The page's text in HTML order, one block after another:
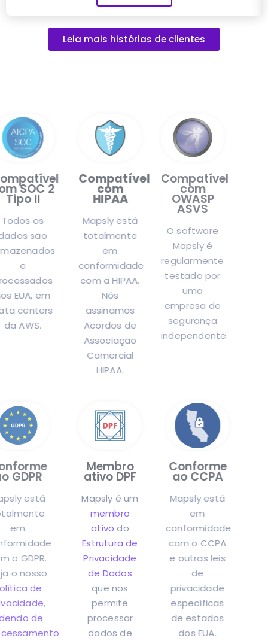
Leia mais histórias de clientes
Compatível
com SOC 2
Tipo II
Todos os
dados são
armazenados
processados
nos EUA, em
data centers
da AWS.
Compatível
com
HIPAA
Mapsly está
totalmente
conformidade
com a HIPAA.
assinamos
Acordos de
Associação
Comercial
HIPAA.
Compatível
OWASP
ASVS
O software
Mapsly é
regularmente
testado por
empresa de
segurança
independente.
Conforme
ao GDPR
Mapsly está
totalmente
conformidade
com o GDPR.
Veja o nosso
Política de
Privacidade
Adendo de
Processamento
Membro
ativo DPF
Mapsly é um
membro
ativo
Estrutura de
Privacidade
de Dados
que nos
permite
processar
dados de
Conforme
ao CCPA
Mapsly está
conformidade
com o CCPA
e outras leis
privacidade
específicas
de estados
dos EUA.